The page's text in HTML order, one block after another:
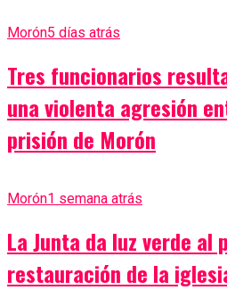
Morón5 días atrás
Tres funcionarios
una violenta agresión
prisión de Morón
Morón1 semana atrás
La Junta da luz verde al
restauración de la